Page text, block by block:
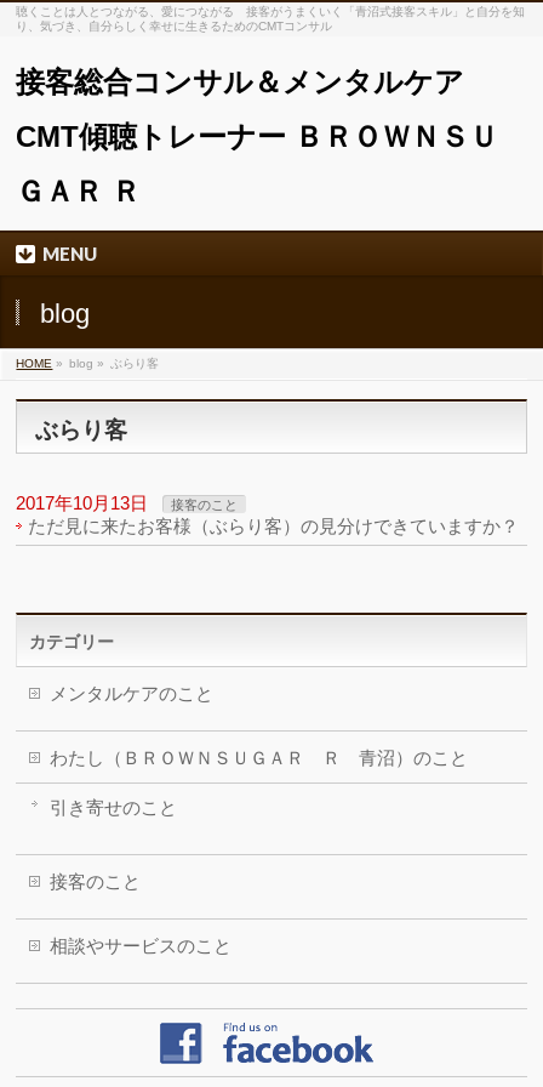
聴くことは人とつながる、愛につながる 接客がうまくいく「青沼式接客スキル」と自分を知
り、気づき、自分らしく幸せに生きるためのCMTコンサル
接客総合コンサル＆メンタルケア
CMT傾聴トレーナー ＢＲＯＷＮＳＵ
ＧＡＲ Ｒ
MENU
blog
HOME » blog » ぶらり客
ぶらり客
2017年10月13日 接客のこと
ただ見に来たお客様（ぶらり客）の見分けできていますか？
カテゴリー
メンタルケアのこと
わたし（ＢＲＯＷＮＳＵＧＡＲ Ｒ 青沼）のこと
引き寄せのこと
接客のこと
相談やサービスのこと